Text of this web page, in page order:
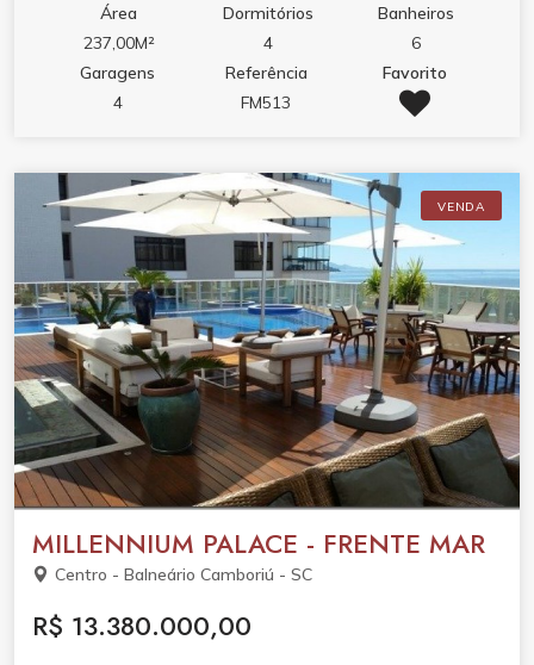
Área
237,00M²
Dormitórios
4
Banheiros
6
Garagens
4
Referência
FM513
Favorito
VENDA
MILLENNIUM PALACE - FRENTE MAR
Centro - Balneário Camboriú - SC
R$ 13.380.000,00